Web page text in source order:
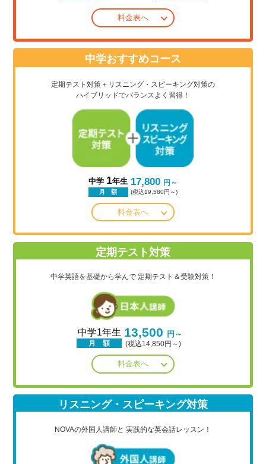
料金表へ
中学おすすめコース
定期テスト対策＋リスニング・スピーキング対策の
ハイブリッドでバランスよく習得！
中学 1年生
月 額
17,800 円～
(税込19,580円～)
料金表へ
定期テスト対策
中学英語を基礎から学んで 定期テスト＆受験対策！
中学1年生
月 額
13,500 円～
(税込14,850円～)
料金表へ
リスニング・スピーキング対策
NOVAの外国人講師と 実践的な英会話レッスン！